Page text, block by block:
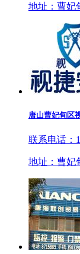
地址：曹妃
唐山曹妃甸区
联系电话：
地址：曹妃